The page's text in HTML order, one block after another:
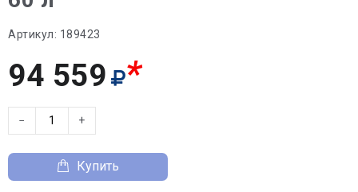
Артикул: 189423
94 559 *
− +
Купить